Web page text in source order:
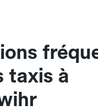
taxis à